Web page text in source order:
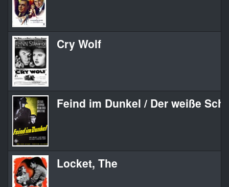
Cry Wolf
Feind im Dunkel / Der weiße
Locket, The